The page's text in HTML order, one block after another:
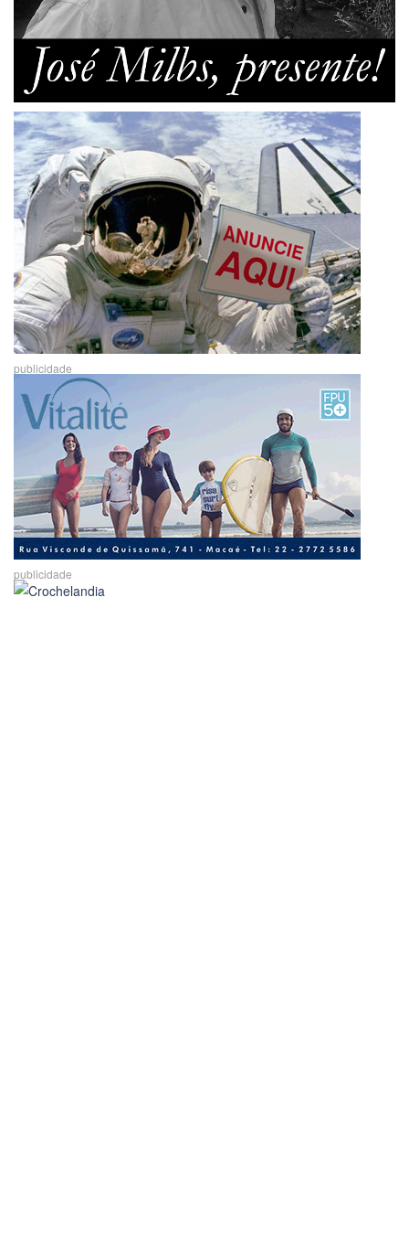
publicidade
publicidade